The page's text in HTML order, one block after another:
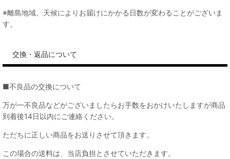
※離島地域、天候によりお届けにかかる日数が変わることがございま
す。
交換・返品について
■不良品の交換について
万が一不良品などがございましたらお手数をおかけいたしますが商品
到着後14日以内にご連絡ください。
ただちに正しい商品をお送りさせて頂きます。
この場合の送料は、当店負担とさせていただきます。